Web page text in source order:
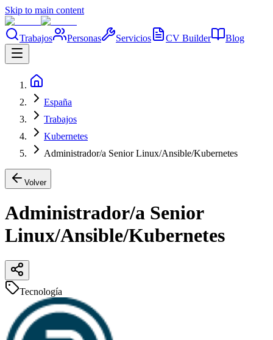
Skip to main content
Trabajos Personas Servicios CV Builder Blog
España
Trabajos
Kubernetes
Administrador/a Senior Linux/Ansible/Kubernetes
Volver
Administrador/a Senior
Linux/Ansible/Kubernetes
Tecnología